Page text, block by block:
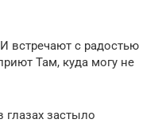
вcтpечают c pадостью
Там, куда мoгу не
глазаx застыло